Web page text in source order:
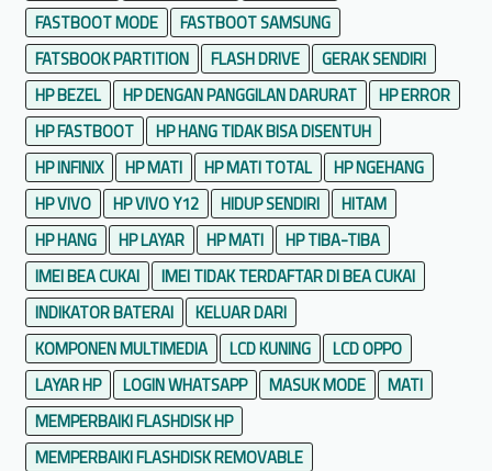
FASTBOOT MODE
FASTBOOT SAMSUNG
FATSBOOK PARTITION
FLASH DRIVE
GERAK SENDIRI
HP BEZEL
HP DENGAN PANGGILAN DARURAT
HP ERROR
HP FASTBOOT
HP HANG TIDAK BISA DISENTUH
HP INFINIX
HP MATI HP MATI TOTAL
HP NGEHANG
HP VIVO
HP VIVO Y12 HIDUP SENDIRI
HITAM
HP HANG
HP LAYAR HP MATI
HP TIBA-TIBA
IMEI BEA CUKAI
IMEI TIDAK TERDAFTAR DI BEA CUKAI
INDIKATOR BATERAI
KELUAR DARI
KOMPONEN MULTIMEDIA
LCD KUNING
LCD OPPO
LAYAR HP
LOGIN WHATSAPP MASUK MODE
MATI
MEMPERBAIKI FLASHDISK HP
MEMPERBAIKI FLASHDISK REMOVABLE